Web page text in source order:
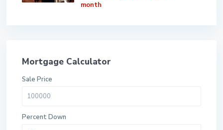
month
Mortgage Calculator
Sale Price
Percent Down